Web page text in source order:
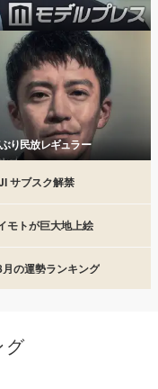
り民放レギュラー
サブスク解禁
モトが巨大地上絵
の運勢ランキング
グ